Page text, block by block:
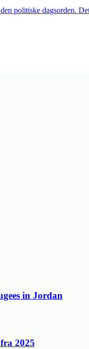
politiske dagsorden.
in Jordan
2025